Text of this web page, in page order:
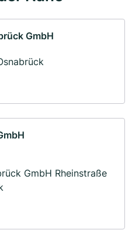
GmbH
GmbH Rheinstraße